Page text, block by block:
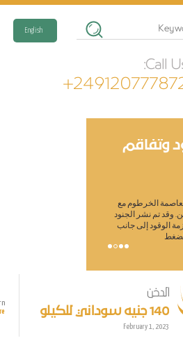
English
Call
وتفاقم
الخرطوم مع
وقد تم نشر الجنود
الوقود إلى جانب
الدخن
140 جنيه سوداني للكيلو
February 1, 2023